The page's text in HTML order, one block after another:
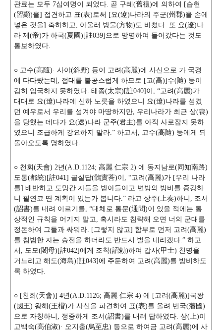
관료는 모두 7십여명이 되었다. 곧 구례(舊禮)에 의하여 [습현
(習顯)을] 접견하고 표(表)로써 [요(遼)나라의 주군(州郡)을 손에
넣은 것을] 축하하고, 아울러 방물(方物)도 바쳤다. 또 요(遼)나
라 제(帝)가 하국(夏國)[註039]으로 망명하여 들어갔다는 것도
통보하였다.
○ 고수(高隨)· 사야(斜野) 등이 고려(高麗)에 사신으로 가 국경
에 다다랐는데, 접대를 불공스럽게 하므로 [고(高)]수(隨) 등이
감히 입국하지 못하였다. 태종(太宗)[註040]이, “고려(高麗)가
대대로 요(遼)나라에 신하 노릇을 하였으니 요(遼)나라를 섬겼
던 예우로서 우리를 섬겨야 마땅하지만, 우리나라가 최근 상(喪)
을 당했는 데다가 요(遼)나라 군주(君主)를 아직 사로잡지 못하
였으니 조급하게 강요하지 말라.” 하고서, 고수(高隨) 등에게 되
돌아오도록 명하였다.
○ 천회(天會) 2년(A.D.1124; 高麗 仁宗 2) 에 동지남로(同知南路)
도통(都統)[註041] 골실답(鶻實荅)이, “고려(高麗)가 [우리 나라
를] 배반하고 도망간 자들을 받아들이고 변방의 방비를 증강하
니 필연코 딴 계획이 있는가 봅니다.” 라고 상주(上奏)하니, 조서
(詔書)를 내려 이르기를, “대체로 통문(通問)이 있을 적에는 통
상적인 규칙을 어기지 말고, 혹시라도 침략해 오면 너의 군대를
정돈하여 그들과 싸워라. [그렇지 않고] 함부로 먼저 고려(高麗)
를 침범한 자는 승전을 하더라도 반드시 벌을 내리겠다.” 하고
서, 도모(闍母)[註042]에게 조칙(詔勅)하여 갑사(甲士) 천명을
거느리고 해도(海島)[註043]에 주둔하여 고려(高麗)를 방비하도
록 하였다.
○ [천회(天會)] 4년(A.D.1126; 高麗 仁宗 4) 에 [고려(高麗)]국왕
(國王) 왕해(王楷)가 사신을 파견하여 표(表)를 올려 번국(藩國)
으로 자칭하니, 정중하게 조서(詔書)를 내려 답하였다. 상(上)이
고백숙(高伯淑)· 오지충(烏至忠) 등으로 하여금 고려(高麗)에 사